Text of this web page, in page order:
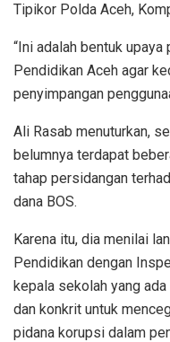
Tipikor Polda Aceh,
“Ini adalah bentuk
Pendidikan Aceh agar
penyimpangan
Ali Rasab menuturkan,
belumnya terdapat
tahap persidangan
dana BOS.
Karena itu, dia menilai
Pendidikan dengan
kepala sekolah yang
dan konkrit untuk
pidana korupsi dalam